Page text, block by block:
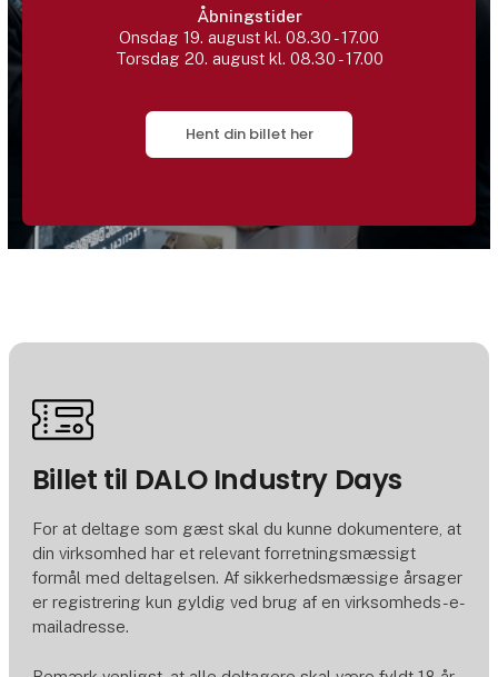
Åbningstider
Onsdag 19. august kl. 08.30 - 17.00
Torsdag 20. august kl. 08.30 - 17.00
Hent din billet her
Billet til DALO Industry Days
For at deltage som gæst skal du kunne dokumentere, at
din virksomhed har et relevant forretningsmæssigt
formål med deltagelsen. Af sikkerhedsmæssige årsager
er registrering kun gyldig ved brug af en virksomheds-e-
mailadresse.